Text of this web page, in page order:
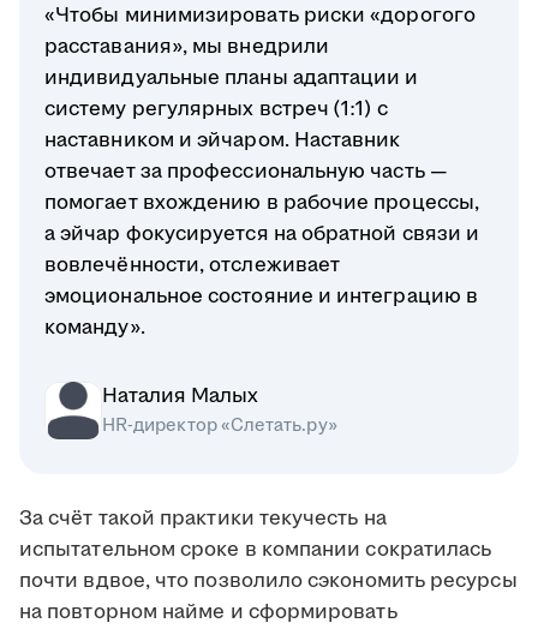
«Чтобы минимизировать риски «дорогого
расставания», мы внедрили
индивидуальные планы адаптации и
систему регулярных встреч (1:1) с
наставником и эйчаром. Наставник
отвечает за профессиональную часть —
помогает вхождению в рабочие процессы,
а эйчар фокусируется на обратной связи и
вовлечённости, отслеживает
эмоциональное состояние и интеграцию в
команду».
Наталия Малых
HR-директор «Слетать.ру»
За счёт такой практики текучесть на
испытательном сроке в компании сократилась
почти вдвое, что позволило сэкономить ресурсы
на повторном найме и сформировать